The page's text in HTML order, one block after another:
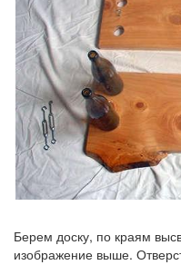
Берем доску, по краям
изображение выше.